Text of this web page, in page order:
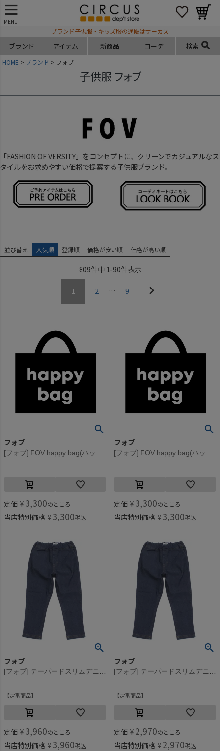
MENU
ブランド子供服・キッズ服の通販はサーカス
ブランド アイテム 新商品 コーデ 検索
HOME ブランド フォブ
子供服 フォブ
「FASHION OF VERSITY」をコンセプトに、クリーンでカジュアルなス
タイルをお求めやすい価格で提案する子供服ブランド。
並び替え 人気順 登録順 価格が安い順 価格が高い順
809件中 1-90件表示
1 2 … 9
フォブ
定価 ¥ 3,300のところ
当店特別価格 ¥ 3,300税込
フォブ
定価 ¥ 3,300のところ
当店特別価格 ¥ 3,300税込
フォブ
定番商品
定価 ¥ 3,960のところ
当店特別価格 ¥ 3,960税込
フォブ
定番商品
定価 ¥ 2,970のところ
当店特別価格 ¥ 2,970税込